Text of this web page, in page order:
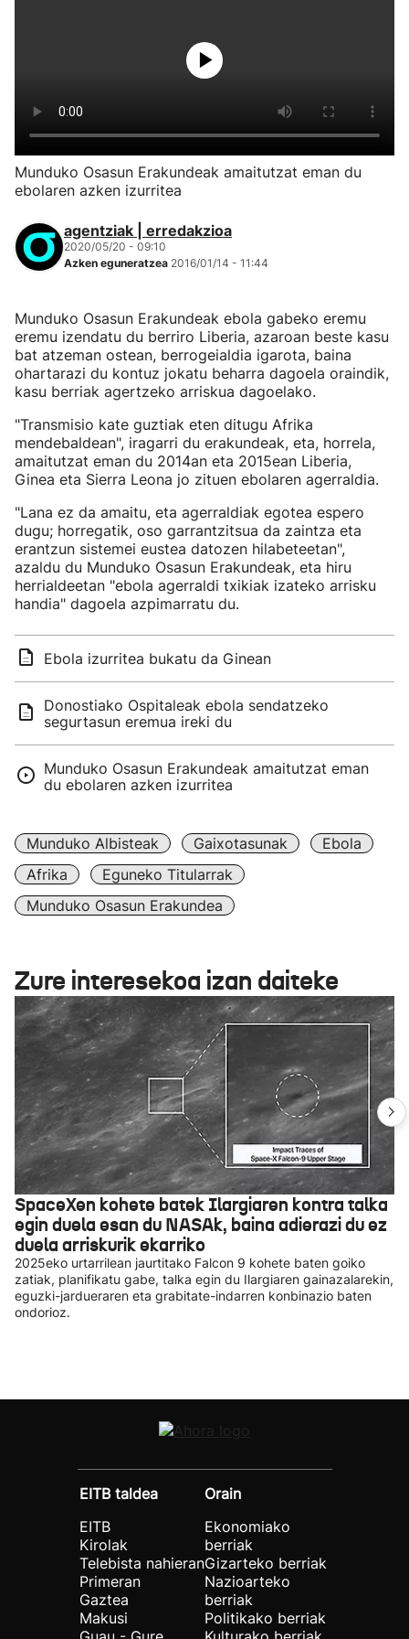
Munduko Osasun Erakundeak amaitutzat eman du
ebolaren azken izurritea
agentziak | erredakzioa
2020/05/20 - 09:10
Azken eguneratzea 2016/01/14 - 11:44
Munduko Osasun Erakundeak ebola gabeko eremu
eremu izendatu du berriro Liberia, azaroan beste kasu
bat atzeman ostean, berrogeialdia igarota, baina
ohartarazi du kontuz jokatu beharra dagoela oraindik,
kasu berriak agertzeko arriskua dagoelako.
"Transmisio kate guztiak eten ditugu Afrika
mendebaldean", iragarri du erakundeak, eta, horrela,
amaitutzat eman du 2014an eta 2015ean Liberia,
Ginea eta Sierra Leona jo zituen ebolaren agerraldia.
"Lana ez da amaitu, eta agerraldiak egotea espero
dugu; horregatik, oso garrantzitsua da zaintza eta
erantzun sistemei eustea datozen hilabeteetan",
azaldu du Munduko Osasun Erakundeak, eta hiru
herrialdeetan "ebola agerraldi txikiak izateko arrisku
handia" dagoela azpimarratu du.
Ebola izurritea bukatu da Ginean
Donostiako Ospitaleak ebola sendatzeko
segurtasun eremua ireki du
Munduko Osasun Erakundeak amaitutzat eman
du ebolaren azken izurritea
Munduko Albisteak Gaixotasunak
Ebola
Afrika
Eguneko Titularrak
Munduko Osasun Erakundea
Zure interesekoa izan daiteke
SpaceXen kohete batek Ilargiaren kontra talka
egin duela esan du NASAk, baina adierazi du ez
duela arriskurik ekarriko
2025eko urtarrilean jaurtitako Falcon 9 kohete baten goiko
zatiak, planifikatu gabe, talka egin du Ilargiaren gainazalarekin,
eguzki-jardueraren eta grabitate-indarren konbinazio baten
ondorioz.
EITB taldea
EITB
Kirolak
Telebista nahieran
Primeran
Gaztea
Makusi
Orain
Ekonomiako
berriak
Gizarteko berriak
Nazioarteko
berriak
Politikako berriak